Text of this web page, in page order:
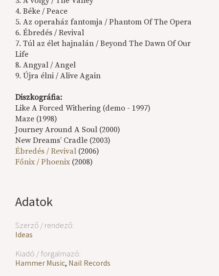
Adatok
Szerző / rendező:
Ideas
Kiadó / forgalmazó:
Hammer Music, Nail Records
4. Béke / Peace
5. Az operaház fantomja / Phantom Of The Opera
6. Ébredés / Revival
7. Túl az élet hajnalán / Beyond The Dawn Of Our
Life
8. Angyal / Angel
9. Újra élni / Alive Again
Diszkográfia:
Like A Forced Withering (demo - 1997)
Maze (1998)
Journey Around A Soul (2000)
New Dreams’ Cradle (2003)
Ébredés / Revival (2006)
Főnix / Phoenix(2008)